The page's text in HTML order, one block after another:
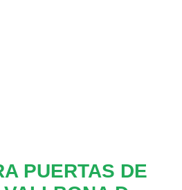
PUERTAS DE